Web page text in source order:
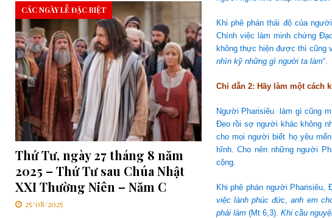
Khi phê phán thái độ của
Chính việc làm minh chứng
không thực hiện được thì cũng
nhìn kỹ những gì người ta làm“.
Chỉ dẫn 2: Hãy làm một cách
Người Pharisiêu làm gì cũng
Đeo rồi sợ người khác không
cho mọi người biết họ yêu
hĩnh. Cho nên những người
cộng.
Khi phê phán người
việc lành phúc đức, anh em
phải làm(Mt 6,3).Khi cầu
Thứ Tư, ngày 27 tháng 8 năm
2025 – Thứ Tư sau Chúa Nhật
XXI Thường Niên – Năm C
CÁC NGÀY LỄ ĐẶC BIỆT
25/08/2025